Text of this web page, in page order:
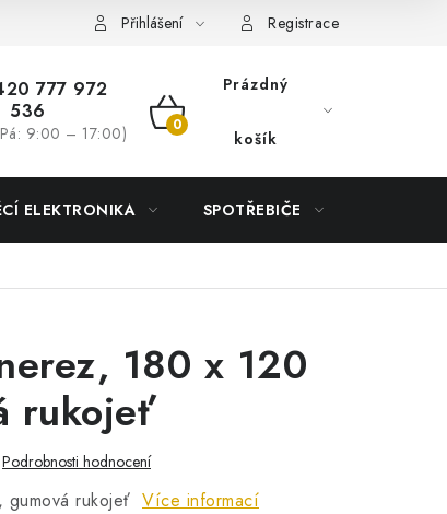
Přihlášení Registrace
777 972
536
9:00 – 17:00)
NÁKUPNÍ
Prázdný
košík
ELEKTRONIKA SPOTŘEBIČE
180 x 120
rukojeť
Podrobnosti hodnocení
rukojeť Více informací